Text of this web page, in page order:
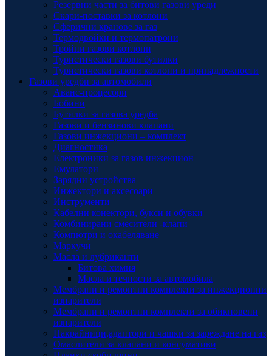
Резервни части за битови газови уреди
Скари-поставки за котлони
Сферични кранове за газ
Термодвойки и термопатрони
Тройни газови котлони
Туристически газови бутилки
Туристически газови котлони и принадлежности
Газови уредби за автомобили
Аванс-процесори
Бобини
Бутилки за газова уредба
Газови и бензинови клапани
Газови инжекциони – комплект
Диагностика
Електроники за газов инжекцион
Емулатори
Зарядни устройства
Инжектори и аксесоари
Инструменти
Кабелни конектори, букси и обувки
Комбинирани смесители -клапи
Компютри и окабеляване
Маркучи
Масла и лубриканти
Битова химия
Масла и течности за автомобила
Мембрани и ремонтни комплекти за инжекционни
изпарители
Мембрани и ремонтни комплекти за обикновени
изпарители
Накрайници,адаптори и чашки за зареждане на газ
Омаслители за клапани и консумативи